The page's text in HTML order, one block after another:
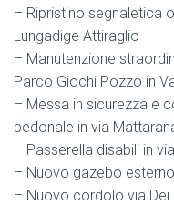
– Ripristino segnaletica
Lungadige Attiraglio
– Manutenzione
Parco Giochi Pozzo in
– Messa in sicurezza e
pedonale in via
– Passerella disabili in
– Nuovo gazebo
– Nuovo cordolo via Dei